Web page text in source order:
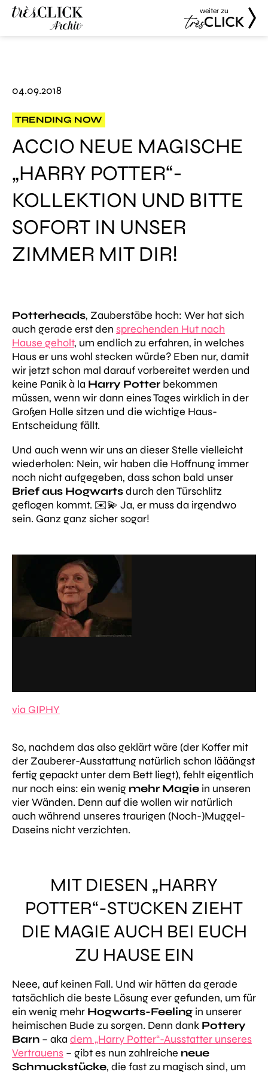
weiter zu
04.09.2018
TRENDING NOW
ACCIO NEUE MAGISCHE
„HARRY POTTER“-
KOLLEKTION UND BITTE
SOFORT IN UNSER
ZIMMER MIT DIR!
Potterheads, Zauberstäbe hoch: Wer hat sich
auch gerade erst den sprechenden Hut nach
Hause geholt, um endlich zu erfahren, in welches
Haus er uns wohl stecken würde? Eben nur, damit
wir jetzt schon mal darauf vorbereitet werden und
keine Panik à la Harry Potter bekommen
müssen, wenn wir dann eines Tages wirklich in der
Großen Halle sitzen und die wichtige Haus-
Entscheidung fällt.
Und auch wenn wir uns an dieser Stelle vielleicht
wiederholen: Nein, wir haben die Hoffnung immer
noch nicht aufgegeben, dass schon bald unser
Brief aus Hogwartsdurch den Türschlitz
geflogen kommt. ✉️💫 Ja, er muss da irgendwo
sein. Ganz ganz sicher sogar!
via GIPHY
So, nachdem das also geklärt wäre (der Koffer mit
der Zauberer-Ausstattung natürlich schon lääängst
fertig gepackt unter dem Bett liegt), fehlt eigentlich
nur noch eins: ein wenig mehr Magie in unseren
vier Wänden. Denn auf die wollen wir natürlich
auch während unseres traurigen (Noch-)Muggel-
Daseins nicht verzichten.
MIT DIESEN „HARRY
POTTER“-STÜCKEN ZIEHT
DIE MAGIE AUCH BEI EUCH
ZU HAUSE EIN
Neee, auf keinen Fall. Und wir hätten da gerade
tatsächlich die beste Lösung ever gefunden, um für
ein wenig mehr Hogwarts-Feeling in unserer
heimischen Bude zu sorgen. Denn dank Pottery
Barn – aka dem „Harry Potter“-Ausstatter unseres
Vertrauens – gibt es nun zahlreiche neue
Schmuckstücke, die fast zu magisch sind, um